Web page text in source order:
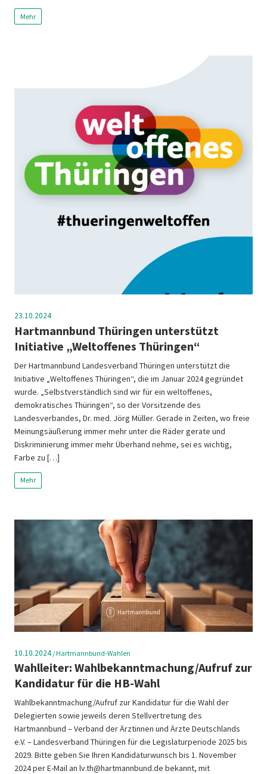
Mehr
23.10.2024
Hartmannbund Thüringen unterstützt
Initiative „Weltoffenes Thüringen“
Der Hartmannbund Landesverband Thüringen unterstützt die
Initiative „Weltoffenes Thüringen“, die im Januar 2024 gegründet
wurde. „Selbstverständlich sind wir für ein weltoffenes,
demokratisches Thüringen“, so der Vorsitzende des
Landesverbandes, Dr. med. Jörg Müller. Gerade in Zeiten, wo freie
Meinungsäußerung immer mehr unter die Räder gerate und
Diskriminierung immer mehr Überhand nehme, sei es wichtig,
Farbe zu […]
Mehr
10.10.2024/Hartmannbund-Wahlen
Wahlleiter: Wahlbekanntmachung/Aufruf zur
Kandidatur für die HB-Wahl
Wahlbekanntmachung/Aufruf zur Kandidatur für die Wahl der
Delegierten sowie jeweils deren Stellvertretung des
Hartmannbund – Verband der Ärztinnen und Ärzte Deutschlands
e.V. – Landesverband Thüringen für die Legislaturperiode 2025 bis
2029. Bitte geben Sie Ihren Kandidaturwunsch bis 1. November
2024 per E-Mail an lv.th@hartmannbund.de bekannt, mit